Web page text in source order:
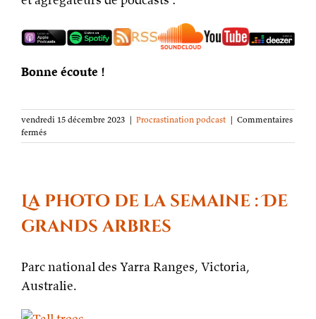
Bonne écoute !
vendredi 15 décembre 2023 | Procrastination podcast | Commentaires
ferméssur
Procrastination
Écrire
la
fin
La photo de la semaine : De
grands arbres
Parc national des Yarra Ranges, Victoria,
Australie.